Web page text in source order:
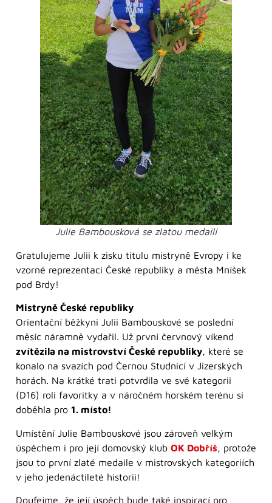
Julie Bambousková se zlatou medailí
Gratulujeme Julii k zisku titulu mistryně Evropy i ke
vzorné reprezentaci České republiky a města Mníšek
pod Brdy!
Mistryně České republiky
Orientační běžkyni Julii Bambouskové se poslední
měsíc náramně vydařil. Už první červnový víkend
zvítězila na mistrovství České republiky, které se
konalo na svazích pod Černou Studnicí v Jizerských
horách. Na krátké trati potvrdila ve své kategorii
(D16) roli favoritky a v náročném horském terénu si
doběhla pro 1. místo!
Umístění Julie Bambouskové jsou zároveň velkým
úspěchem i pro její domovský klub OK Dobříš, protože
jsou to první zlaté medaile v mistrovských kategoriích
v jeho jedenáctileté historii!
Doufejme, že její úspěch bude také inspirací pro